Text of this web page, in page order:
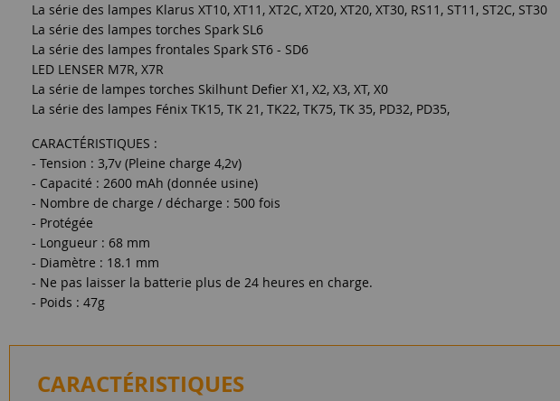
La série des lampes Klarus XT10, XT11, XT2C, XT20, XT20, XT30, RS11, ST11, ST2C, ST30
La série des lampes torches Spark SL6
La série des lampes frontales Spark ST6 - SD6
LED LENSER M7R, X7R
La série de lampes torches Skilhunt Defier X1, X2, X3, XT, X0
La série des lampes Fénix TK15, TK 21, TK22, TK75, TK 35, PD32, PD35,
CARACTÉRISTIQUES :
- Tension : 3,7v (Pleine charge 4,2v)
- Capacité : 2600 mAh (donnée usine)
- Nombre de charge / décharge : 500 fois
- Protégée
- Longueur : 68 mm
- Diamètre : 18.1 mm
- Ne pas laisser la batterie plus de 24 heures en charge.
- Poids : 47g
CARACTÉRISTIQUES